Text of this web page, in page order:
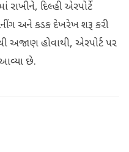
રાખીને, દિલ્હી એરપોર્ટે
અને કડક દેખરેખ શરૂ કરી
અજાણ હોવાથી, એરપોર્ટ પર
આવ્યા છે.